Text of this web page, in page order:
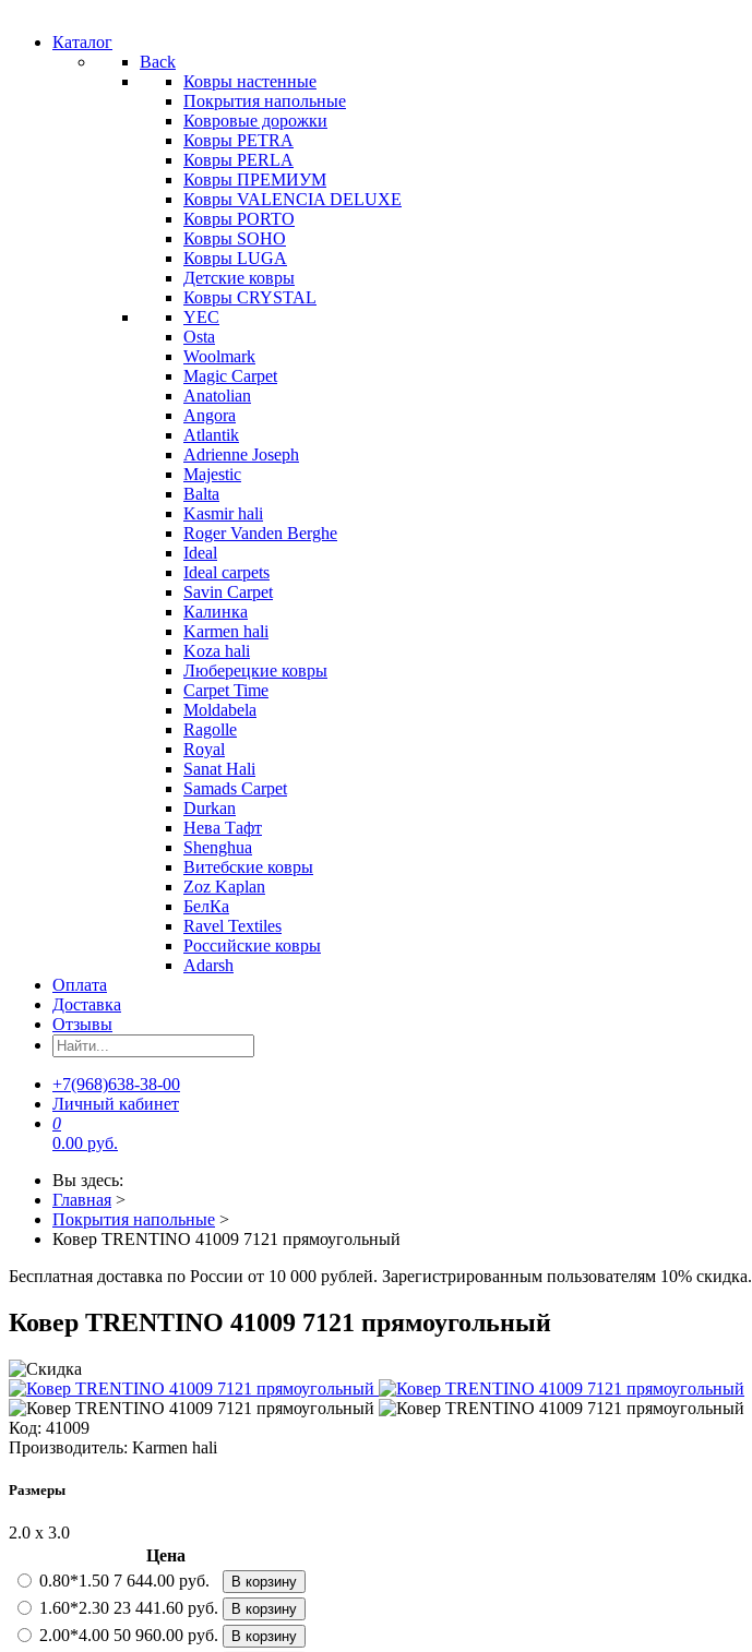
Каталог
Back
Ковры настенные
Покрытия напольные
Ковровые дорожки
Ковры PETRA
Ковры PERLA
Ковры ПРЕМИУМ
Ковры VALENCIA DELUXE
Ковры PORTO
Ковры SOHO
Ковры LUGA
Детские ковры
Ковры CRYSTAL
YEC
Osta
Woolmark
Magic Carpet
Anatolian
Angora
Atlantik
Adrienne Joseph
Majestic
Balta
Kasmir hali
Roger Vanden Berghe
Ideal
Ideal carpets
Savin Carpet
Калинка
Karmen hali
Koza hali
Люберецкие ковры
Carpet Time
Moldabela
Ragolle
Royal
Sanat Hali
Samads Carpet
Durkan
Нева Тафт
Shenghua
Витебские ковры
Zoz Kaplan
БелКа
Ravel Textiles
Российские ковры
Adarsh
Оплата
Доставка
Отзывы
+7(968)638-38-00
Личный кабинет
0
0.00 руб.
Вы здесь:
Главная >
Покрытия напольные >
Ковер TRENTINO 41009 7121 прямоугольный
Бесплатная доставка по России от 10 000 рублей. Зарегистрированным пользователям 10% скидка.
Ковер TRENTINO 41009 7121 прямоугольный
Код: 41009
Производитель: Karmen hali
Размеры
2.0 х 3.0
Цена
0.80*1.50 7 644.00 руб. В корзину
1.60*2.30 23 441.60 руб. В корзину
2.00*4.00 50 960.00 руб. В корзину